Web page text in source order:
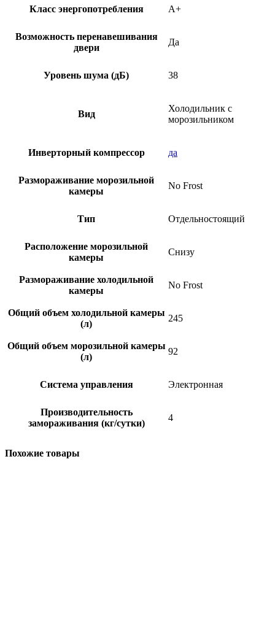
Класс энергопотребления A+
Возможность перенавешивания
двери
Да
Уровень шума (дБ) 38
Вид
Холодильник с
морозильником
Инверторный компрессор да
Размораживание морозильной
камеры
No Frost
Тип Отдельностоящий
Расположение морозильной
камеры
Снизу
Размораживание холодильной
камеры
No Frost
Общий объем холодильной камеры
(л)
245
Общий объем морозильной камеры
(л)
92
Система управления Электронная
Производительность
замораживания (кг/сутки)
4
Похожие товары